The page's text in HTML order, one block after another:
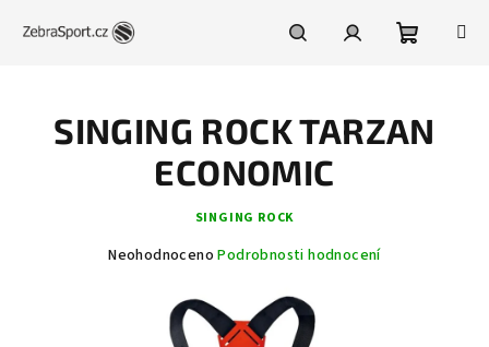
košík
SINGING ROCK TARZAN
ECONOMIC
SINGING ROCK
Průměrné
Neohodnoceno Podrobnosti hodnocení